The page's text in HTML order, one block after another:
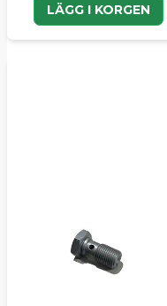
LÄGG I KORGEN